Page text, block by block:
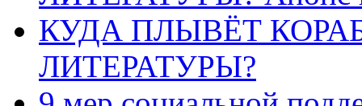
КУДА ПЛЫВЁТ
ЛИТЕРАТУРЫ?